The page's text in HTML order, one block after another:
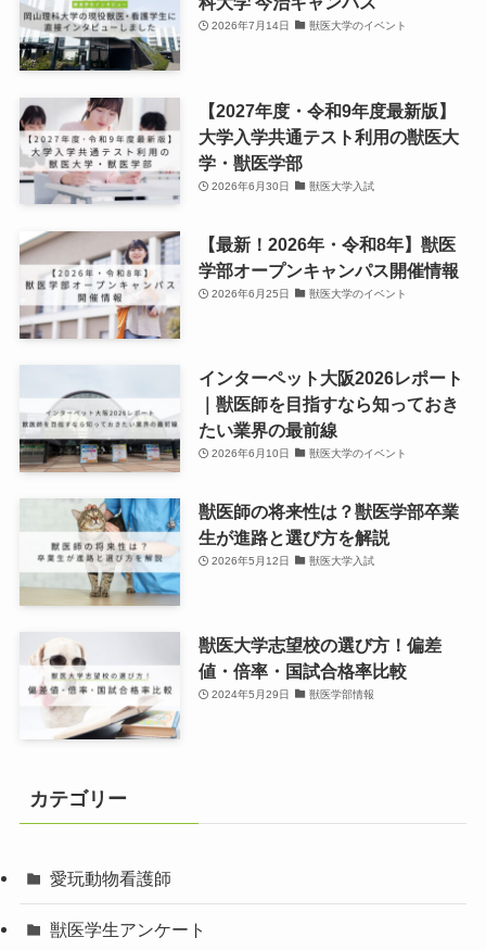
2026年7月14日 獣医大学のイベント
【2027年度・令和9年度最新版】
大学入学共通テスト利用の獣医大
学・獣医学部
2026年6月30日 獣医大学入試
【最新！2026年・令和8年】獣医
学部オープンキャンパス開催情報
2026年6月25日 獣医大学のイベント
インターペット大阪2026レポート
｜獣医師を目指すなら知っておき
たい業界の最前線
2026年6月10日 獣医大学のイベント
獣医師の将来性は？獣医学部卒業
生が進路と選び方を解説
2026年5月12日 獣医大学入試
獣医大学志望校の選び方！偏差
値・倍率・国試合格率比較
2024年5月29日 獣医学部情報
カテゴリー
愛玩動物看護師
獣医学生アンケート